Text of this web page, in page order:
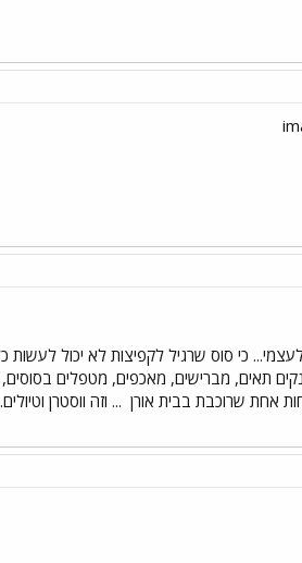
כי סוס שרגיל לקפיצות לא יכול לעשות
שלא רגיל לקפיצות-לא יכול להיות אינגליש. 2. כעיקרון כן... גם מנקים תאים, מברישים,
... וזה ווסטרן